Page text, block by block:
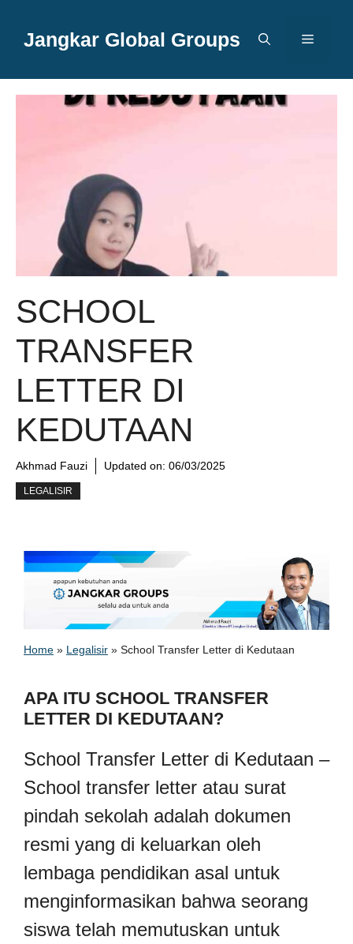
Jangkar Global Groups Menu
SCHOOL
TRANSFER
LETTER DI
KEDUTAAN
Akhmad Fauzi Updated on: 06/03/2025
LEGALISIR
Home » Legalisir » School Transfer Letter di Kedutaan
APA ITU SCHOOL TRANSFER
LETTER DI KEDUTAAN?
School Transfer Letter di Kedutaan –
School transfer letter atau surat
pindah sekolah adalah dokumen
resmi yang di keluarkan oleh
lembaga pendidikan asal untuk
menginformasikan bahwa seorang
siswa telah memutuskan untuk